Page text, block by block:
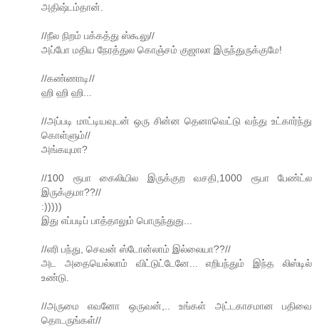
அதிஷ்டம்தான்.
//நீல நிறம் பக்கத்து ஸ்கூலு//
அப்போ மதிய நேரத்துல கொஞ்சம் குஜாலா இருந்துருக்குமே!
//கண்ணாடி//
ஹி ஹி ஹி...
//அப்படி மாட்டியவுடன் ஒரு சின்ன தெனாவெட்டு வந்து உட்கார்ந்து
கொள்ளும்//
அங்கயுமா?
//100 ரூபா கைலியில இருக்குற வசதி,1000 ரூபா பேண்ட்ல
இருக்குமா??//
:)))))
இது எப்படிப் பாத்தாலும் பொருந்துது...
//எரி பந்து, செவன் ஸ்டோன்லாம் இல்லையா??//
அட அதையெல்லாம் விட்டுட்டேனே... எறிபந்தும் இந்த லிஸ்டில்
உண்டு.
//அருமை எவனோ ஒருவன்,.. உங்கள் அட்டகாசமான பதிவை
தொடருங்கள்//